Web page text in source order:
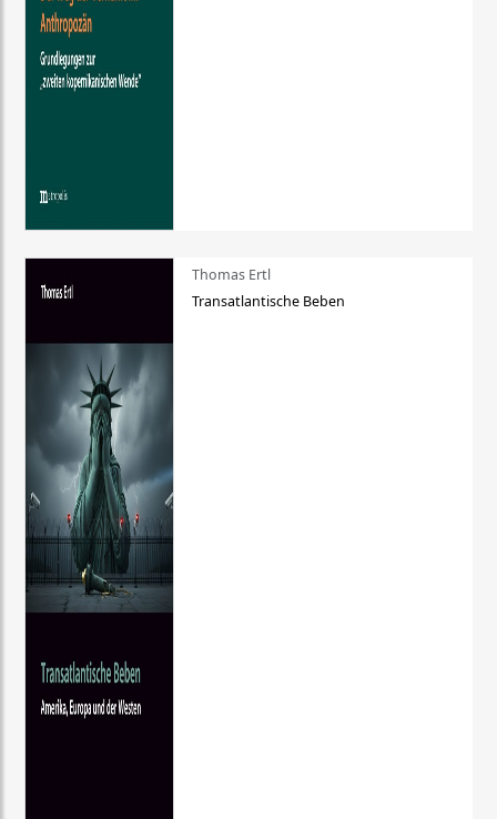
Thomas Ertl
Transatlantische Beben